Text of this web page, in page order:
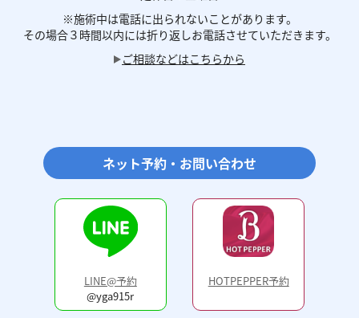
※施術中は電話に出られないことがあります。
その場合３時間以内には折り返しお電話させていただきます。
ご相談などはこちらから
ネット予約・お問い合わせ
LINE@予約
@yga915r
HOTPEPPER予約